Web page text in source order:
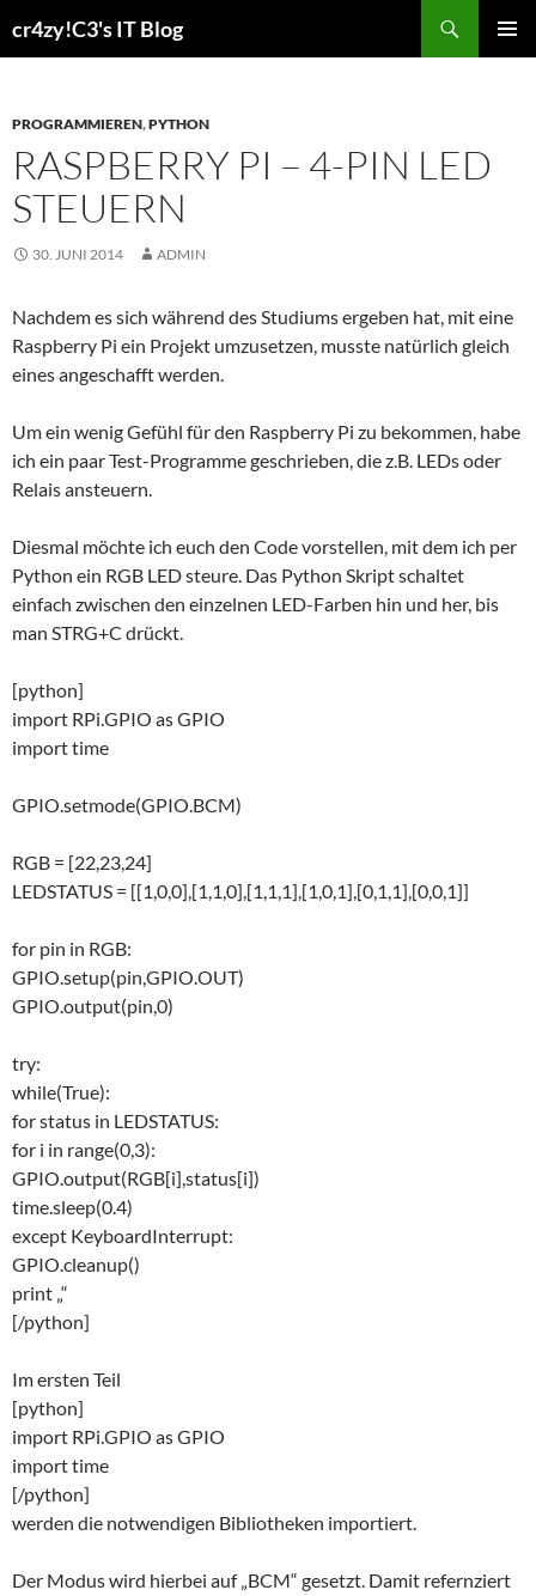
Inhalt
cr4zy!C3's IT Blog
PROGRAMMIEREN,PYTHON
RASPBERRY PI – 4-PIN LED
STEUERN
30. JUNI 2014 ADMIN
Nachdem es sich während des Studiums ergeben hat, mit eine
Raspberry Pi ein Projekt umzusetzen, musste natürlich gleich
eines angeschafft werden.
Um ein wenig Gefühl für den Raspberry Pi zu bekommen, habe
ich ein paar Test-Programme geschrieben, die z.B. LEDs oder
Relais ansteuern.
Diesmal möchte ich euch den Code vorstellen, mit dem ich per
Python ein RGB LED steure. Das Python Skript schaltet
einfach zwischen den einzelnen LED-Farben hin und her, bis
man STRG+C drückt.
[python]
import RPi.GPIO as GPIO
import time
GPIO.setmode(GPIO.BCM)
RGB = [22,23,24]
LEDSTATUS = [[1,0,0],[1,1,0],[1,1,1],[1,0,1],[0,1,1],[0,0,1]]
for pin in RGB:
GPIO.setup(pin,GPIO.OUT)
GPIO.output(pin,0)
try:
while(True):
for status in LEDSTATUS:
for i in range(0,3):
GPIO.output(RGB[i],status[i])
time.sleep(0.4)
except KeyboardInterrupt:
GPIO.cleanup()
print „“
[/python]
Im ersten Teil
[python]
import RPi.GPIO as GPIO
import time
[/python]
werden die notwendigen Bibliotheken importiert.
Der Modus wird hierbei auf „BCM“ gesetzt. Damit refernziert